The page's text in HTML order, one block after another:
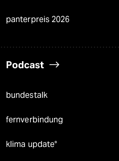
panterpreis 2026
Podcast
bundestalk
fernverbindung
klima update°